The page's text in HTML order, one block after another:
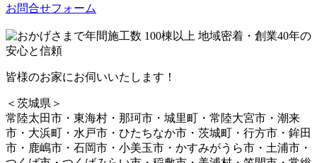
お問合せフォーム
皆様のお家にお伺いいたします！
＜茨城県＞
常陸太田市・東海村・那珂市・城里町・常陸大宮市・潮来
市・大浜町・水戸市・ひたちなか市・茨城町・行方市・鉾田
市・鹿嶋市・石岡市・小美玉市・かすみがうら市・土浦市・